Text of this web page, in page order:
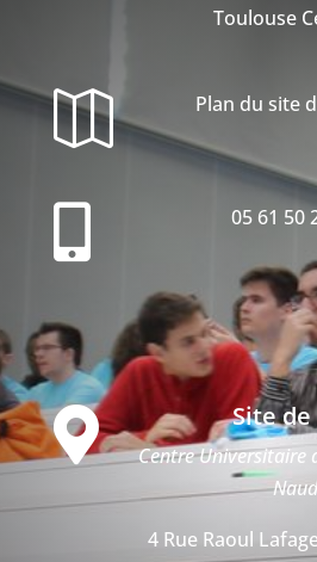
Toulouse
 Plan du site
 05 61 50
 Site de
Centre Universitaire
4 Rue Raoul